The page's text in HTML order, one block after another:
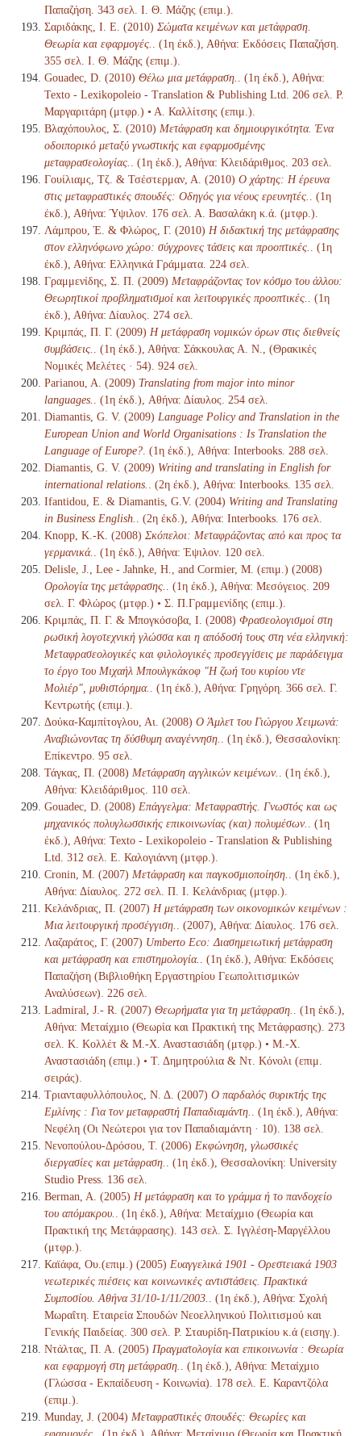
Παπαζήση. 343 σελ. Ι. Θ. Μάζης (επιμ.).
Σαριδάκης, Ι. Ε. (2010) Σώματα κειμένων και μετάφραση.
Θεωρία και εφαρμογές.
. (1η έκδ.), Αθήνα: Εκδόσεις Παπαζήση.
355 σελ. Ι. Θ. Μάζης (επιμ.).
Gouadec, D. (2010) Θέλω μια μετάφραση.
. (1η έκδ.), Αθήνα:
Texto - Lexikopoleio - Translation & Publishing Ltd. 206 σελ. Ρ.
Μαργαριτάρη (μτφρ.) • Α. Καλλίτσης (επιμ.).
Βλαχόπουλος, Σ. (2010) Μετάφραση και δημιουργικότητα. Ένα
οδοιπορικό μεταξύ γνωστικής και εφαρμοσμένης
μεταφρασεολογίας.
. (1η έκδ.), Αθήνα: Κλειδάριθμος. 203 σελ.
Γουίλιαμς, Τζ. & Τσέστερμαν, Α. (2010) Ο χάρτης: Η έρευνα
στις μεταφραστικές σπουδές: Οδηγός για νέους ερευνητές.
. (1η
έκδ.), Αθήνα: Ύψιλον. 176 σελ. Α. Βασαλάκη κ.ά. (μτφρ.).
Λάμπρου, Έ. & Φλώρος, Γ. (2010) Η διδακτική της μετάφρασης
στον ελληνόφωνο χώρο: σύγχρονες τάσεις και προοπτικές.
. (1η
έκδ.), Αθήνα: Ελληνικά Γράμματα. 224 σελ.
Γραμμενίδης, Σ. Π. (2009) Μεταφράζοντας τον κόσμο του άλλου:
Θεωρητικοί προβληματισμοί και λειτουργικές προοπτικές.
. (1η
έκδ.), Αθήνα: Δίαυλος. 274 σελ.
Κριμπάς, Π. Γ. (2009) Η μετάφραση νομικών όρων στις διεθνείς
συμβάσεις.
. (1η έκδ.), Αθήνα: Σάκκουλας Α. Ν., (Θρακικές
Νομικές Μελέτες · 54). 924 σελ.
Parianou, A. (2009) Translating from major into minor
languages.
. (1η έκδ.), Αθήνα: Δίαυλος. 254 σελ.
Diamantis, G. V. (2009) Language Policy and Translation in the
European Union and World Organisations : Is Translation the
Language of Europe? . (1η έκδ.), Αθήνα: Interbooks. 288 σελ.
Diamantis, G. V. (2009) Writing and translating in English for
international relations.
. (2η έκδ.), Αθήνα: Interbooks. 135 σελ.
Ifantidou, Ε. & Diamantis, G.V. (2004) Writing and Translating
in Business English.
. (2η έκδ.), Αθήνα: Interbooks. 176 σελ.
Knopp, K.-K. (2008) Σκόπελοι: Μεταφράζοντας από και προς τα
γερμανικά.
. (1η έκδ.), Αθήνα: Έψιλον. 120 σελ.
Delisle, J., Lee - Jahnke, H., and Cormier, M. (επιμ.) (2008)
Ορολογία της μετάφρασης.
. (1η έκδ.), Αθήνα: Μεσόγειος. 209
σελ. Γ. Φλώρος (μτφρ.) • Σ. Π.Γραμμενίδης (επιμ.).
Κριμπάς, Π. Γ. & Μπογκόσοβα, Ι. (2008) Φρασεολογισμοί στη
ρωσική λογοτεχνική γλώσσα και η απόδοσή τους στη νέα ελληνική:
Μεταφρασεολογικές και φιλολογικές προσεγγίσεις με παράδειγμα
το έργο του Μιχαήλ Μπουλγκάκοφ "Η ζωή του κυρίου ντε
Μολιέρ", μυθιστόρημα.
. (1η έκδ.), Αθήνα: Γρηγόρη. 366 σελ. Γ.
Κεντρωτής (επιμ.).
Δούκα-Καμπίτογλου, Αι. (2008) Ο Άμλετ του Γιώργου Χειμωνά:
Αναβιώνοντας τη δύσθυμη αναγέννηση.
. (1η έκδ.), Θεσσαλονίκη:
Επίκεντρο. 95 σελ.
Τάγκας, Π. (2008) Μετάφραση αγγλικών κειμένων.
. (1η έκδ.),
Αθήνα: Κλειδάριθμος. 110 σελ.
Gouadec, D. (2008) Επάγγελμα: Μεταφραστής. Γνωστός και ως
μηχανικός πολυγλωσσικής επικοινωνίας (και) πολυμέσων.
. (1η
έκδ.), Αθήνα: Texto - Lexikopoleio - Translation & Publishing
Ltd. 312 σελ. Ε. Καλογιάννη (μτφρ.).
Cronin, M. (2007) Μετάφραση και παγκοσμιοποίηση.
. (1η έκδ.),
Αθήνα: Δίαυλος. 272 σελ. Π. Ι. Κελάνδριας (μτφρ.).
Κελάνδριας, Π. (2007) Η μετάφραση των οικονομικών κειμένων :
Μια λειτουργική προσέγγιση.
. (2007), Αθήνα: Δίαυλος. 176 σελ.
Λαζαράτος, Γ. (2007) Umberto Eco: Διασημειωτική μετάφραση
και μετάφραση και επιστημολογία.
. (1η έκδ.), Αθήνα: Εκδόσεις
Παπαζήση (Βιβλιοθήκη Εργαστηρίου Γεωπολιτισμικών
Αναλύσεων). 226 σελ.
Ladmiral, J.- R. (2007) Θεωρήματα για τη μετάφραση.
. (1η έκδ.),
Αθήνα: Μεταίχμιο (Θεωρία και Πρακτική της Μετάφρασης). 273
σελ. Κ. Κολλέτ & Μ.-Χ. Αναστασιάδη (μτφρ.) • Μ.-Χ.
Αναστασιάδη (επιμ.) • Τ. Δημητρούλια & Ντ. Κόνολι (επιμ.
σειράς).
Τριανταφυλλόπουλος, Ν. Δ. (2007) Ο παρδαλός συρικτής της
Εμλίνης : Για τον μεταφραστή Παπαδιαμάντη.
. (1η έκδ.), Αθήνα:
Νεφέλη (Οι Νεώτεροι για τον Παπαδιαμάντη · 10). 138 σελ.
Νενοπούλου-Δρόσου, Τ. (2006) Εκφώνηση, γλωσσικές
διεργασίες και μετάφραση.
. (1η έκδ.), Θεσσαλονίκη: University
Studio Press. 136 σελ.
Berman, A. (2005) Η μετάφραση και το γράμμα ή το πανδοχείο
του απόμακρου.
. (1η έκδ.), Αθήνα: Μεταίχμιο (Θεωρία και
Πρακτική της Μετάφρασης). 143 σελ. Σ. Ιγγλέση-Μαργέλλου
(μτφρ.).
Καϊάφα, Ου.(επιμ.) (2005) Ευαγγελικά 1901 - Ορεστειακά 1903
νεωτερικές πιέσεις και κοινωνικές αντιστάσεις. Πρακτικά
Συμποσίου. Αθήνα 31/10-1/11/2003.
. (1η έκδ.), Αθήνα: Σχολή
Μωραΐτη. Εταιρεία Σπουδών Νεοελληνικού Πολιτισμού και
Γενικής Παιδείας. 300 σελ. Ρ. Σταυρίδη-Πατρικίου κ.ά (εισηγ.).
Ντάλτας, Π. Α. (2005) Πραγματολογία και επικοινωνία : Θεωρία
και εφαρμογή στη μετάφραση.
. (1η έκδ.), Αθήνα: Μεταίχμιο
(Γλώσσα - Εκπαίδευση - Κοινωνία). 178 σελ. Ε. Καραντζόλα
(επιμ.).
Munday, J. (2004) Μεταφραστικές σπουδές: Θεωρίες και